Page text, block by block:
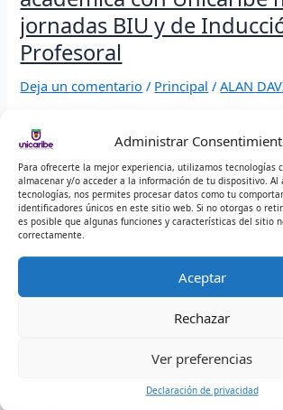
Administrar
Para ofrecerte la mejor experiencia, utilizamos tecnologías
almacenar y/o acceder a la información de tu dispositivo. Al
tecnologías, nos permites procesar datos como tu
identificadores únicos en este sitio web. Si no otorgas o
es posible que algunas funciones y características del sitio
correctamente.
Aceptar
Rechazar
Ver preferencias
Declaración de privacidad
jornadas BIU y de
Profesoral
Deja un comentario / Principal /ALAN
La Institución Universitaria del Caribe, a
Vicerrectoría Académica, realizó jornadas
Institucional Universitaria (BIU) e
en este territorio bolivarense. Estas
Profesoral
Read More »